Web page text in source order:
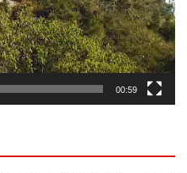
00:59